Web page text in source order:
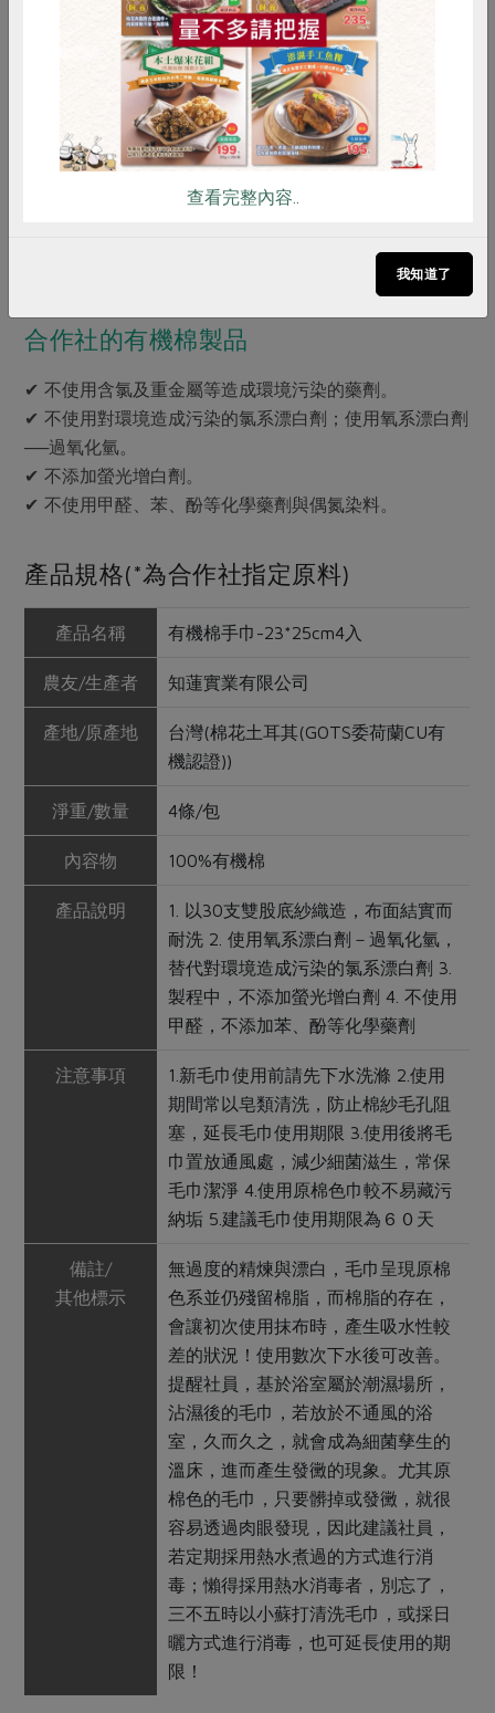
而，簡單樸實之下，並不意味合作社將向品質妥協，藉由
共同購買的力量，我們可以要求生產者使用合作社指定的
原料，製作乙批屬於我們所需要的產品，同時還能兼顧慎
選材料、應用適當的製程將成本降到最低程度，這樣一
來，社員就能購買到高品質又價格低廉的產品。
從製程中，不使用含氯系的漂白劑、不添加螢光增白劑、
合作社的有機棉製品
✔ 不使用含氯及重金屬等造成環境污染的藥劑。
✔ 不使用對環境造成污染的氯系漂白劑；使用氧系漂白劑
──過氧化氫。
✔ 不添加螢光增白劑。
✔ 不使用甲醛、苯、酚等化學藥劑與偶氮染料。
產品規格(*為合作社指定原料)
產品名稱 有機棉手巾-23*25cm4入
農友/生產者 知蓮實業有限公司
產地/原產地
台灣(棉花土耳其(GOTS委荷蘭CU有
機認證))
淨重/數量 4條/包
內容物 100%有機棉
產品說明
1. 以30支雙股底紗織造，布面結實而
耐洗 2. 使用氧系漂白劑－過氧化氫，
替代對環境造成污染的氯系漂白劑 3.
製程中，不添加螢光增白劑 4. 不使用
甲醛，不添加苯、酚等化學藥劑
注意事項
1.新毛巾使用前請先下水洗滌 2.使用
期間常以皂類清洗，防止棉紗毛孔阻
塞，延長毛巾使用期限 3.使用後將毛
巾置放通風處，減少細菌滋生，常保
毛巾潔淨 4.使用原棉色巾較不易藏污
納垢 5.建議毛巾使用期限為６０天
備註/
其他標示
無過度的精煉與漂白，毛巾呈現原棉
色系並仍殘留棉脂，而棉脂的存在，
會讓初次使用抹布時，產生吸水性較
差的狀況！使用數次下水後可改善。
提醒社員，基於浴室屬於潮濕場所，
沾濕後的毛巾，若放於不通風的浴
室，久而久之，就會成為細菌孳生的
溫床，進而產生發黴的現象。尤其原
棉色的毛巾，只要髒掉或發黴，就很
容易透過肉眼發現，因此建議社員，
若定期採用熱水煮過的方式進行消
毒；懶得採用熱水消毒者，別忘了，
三不五時以小蘇打清洗毛巾，或採日
曬方式進行消毒，也可延長使用的期
限！
雞蛋 食安 共同購買
查看完整內容..
我知道了